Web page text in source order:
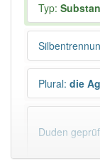
Typ:
Plural: die
Duden